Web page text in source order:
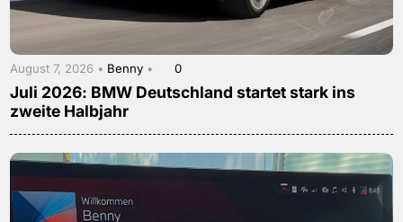
August 7, 2026 • Benny • 0
Juli 2026: BMW Deutschland startet stark ins
zweite Halbjahr